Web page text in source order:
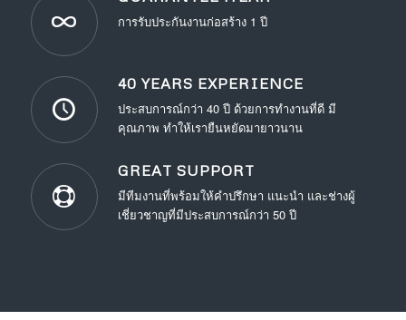
การรับประกันงานก่อสร้าง 1 ปี
40 YEARS EXPERIENCE
ประสบการณ์กว่า 40 ปี ด้วยการทำงานที่ดี มี
คุณภาพ ทำให้เรายืนหยัดมายาวนาน
GREAT SUPPORT
มีทีมงานที่พร้อมให้คำปรึกษา แนะนำ และช่างผู้
เชี่ยวชาญที่มีประสบการณ์กว่า 50 ปี